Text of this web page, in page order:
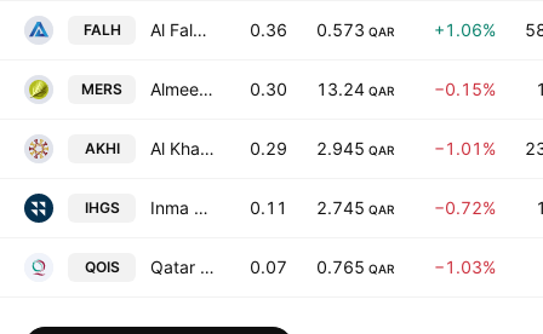
FALH Al Faleh Educational Holding Co. 0.36 0.573 QAR +1.06%
MERS Almeera Consumer Goods Co. QSC 0.30 13.24 QAR −0.15%
AKHI Al Khaleej Takaful Group 0.29 2.945 QAR −1.01%
IHGS Inma Holding Company 0.11 2.745 QAR −0.72%
QOIS Qatar Oman Investment Co. 0.07 0.765 QAR −1.03%